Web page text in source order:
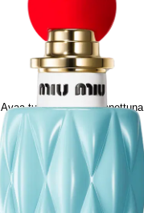
Avaa tuotekuva suurennettuna